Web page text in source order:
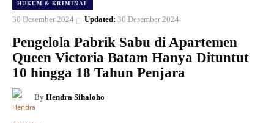
HUKUM & KRIMINAL
30 Desember 2024 Updated: 30 Desember 2024
Pengelola Pabrik Sabu di Apartemen
Queen Victoria Batam Hanya Dituntut
10 hingga 18 Tahun Penjara
By Hendra Sihaloho